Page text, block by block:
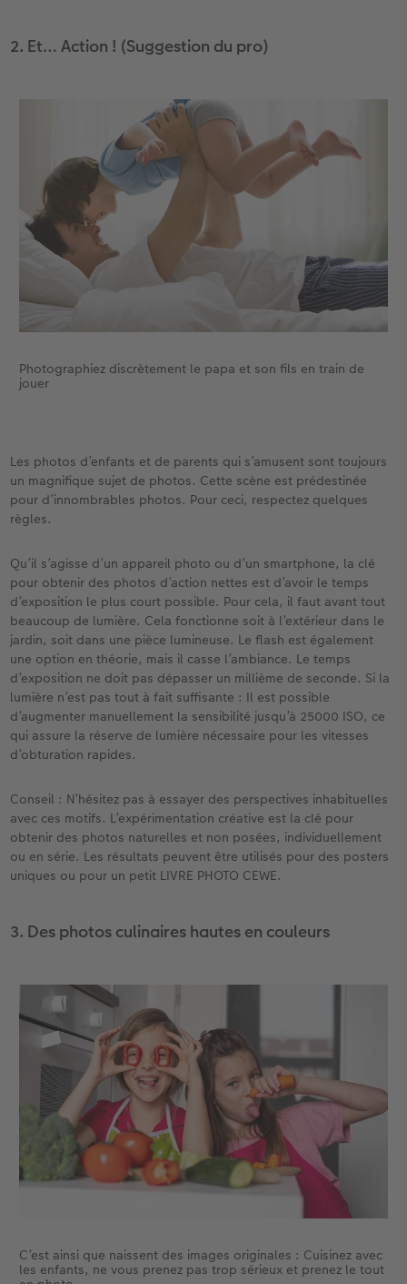
2. Et… Action ! (Suggestion du pro)
Photographiez discrètement le papa et son fils en train de
jouer
Les photos d’enfants et de parents qui s’amusent sont toujours
un magnifique sujet de photos. Cette scène est prédestinée
pour d’innombrables photos. Pour ceci, respectez quelques
règles.
Qu’il s’agisse d’un appareil photo ou d’un smartphone, la clé
pour obtenir des photos d’action nettes est d’avoir le temps
d’exposition le plus court possible. Pour cela, il faut avant tout
beaucoup de lumière. Cela fonctionne soit à l’extérieur dans le
jardin, soit dans une pièce lumineuse. Le flash est également
une option en théorie, mais il casse l’ambiance. Le temps
d’exposition ne doit pas dépasser un millième de seconde. Si la
lumière n’est pas tout à fait suffisante : Il est possible
d’augmenter manuellement la sensibilité jusqu’à 25000 ISO, ce
qui assure la réserve de lumière nécessaire pour les vitesses
d’obturation rapides.
Conseil : N’hésitez pas à essayer des perspectives inhabituelles
avec ces motifs. L’expérimentation créative est la clé pour
obtenir des photos naturelles et non posées, individuellement
ou en série. Les résultats peuvent être utilisés pour des posters
uniques ou pour un petit LIVRE PHOTO CEWE.
3. Des photos culinaires hautes en couleurs
C’est ainsi que naissent des images originales : Cuisinez avec
les enfants, ne vous prenez pas trop sérieux et prenez le tout